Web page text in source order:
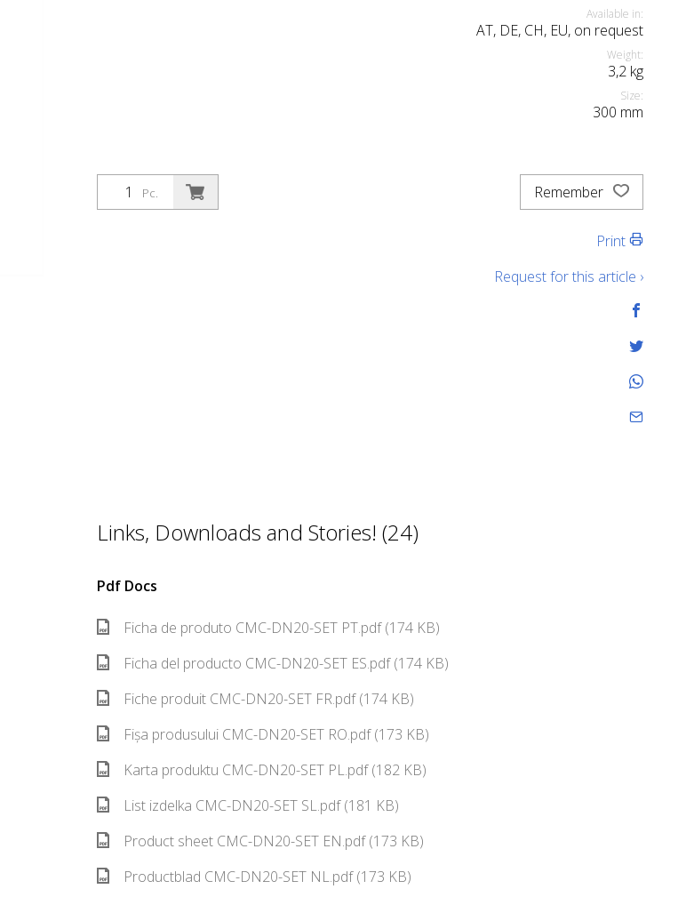
Available in:
AT, DE, CH, EU, on request
Weight:
3,2 kg
Size:
300 mm
Pc. Remember
Print
Request for this article ›
Links, Downloads and Stories! (24)
Pdf Docs
Ficha de produto CMC-DN20-SET PT.pdf (174 KB)
Ficha del producto CMC-DN20-SET ES.pdf (174 KB)
Fiche produit CMC-DN20-SET FR.pdf (174 KB)
Fișa produsului CMC-DN20-SET RO.pdf (173 KB)
Karta produktu CMC-DN20-SET PL.pdf (182 KB)
List izdelka CMC-DN20-SET SL.pdf (181 KB)
Product sheet CMC-DN20-SET EN.pdf (173 KB)
Productblad CMC-DN20-SET NL.pdf (173 KB)